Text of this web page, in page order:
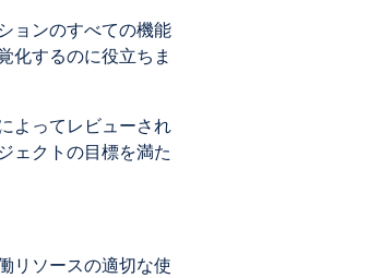
ョンのすべての機能
化するのに役立ちま
よってレビューされ
ェクトの目標を満た
リソースの適切な使